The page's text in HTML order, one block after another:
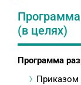
Программа
(в целях)
Программа
Приказом